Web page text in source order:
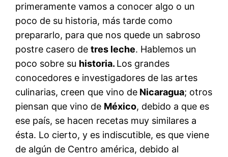
primeramente vamos a conocer algo o un
poco de su historia, más tarde como
prepararlo, para que nos quede un sabroso
postre casero detres leche. Hablemos un
poco sobre su historia. Los grandes
conocedores e investigadores de las artes
culinarias, creen que vino de Nicaragua; otros
piensan que vino de México, debido a que es
ese país, se hacen recetas muy similares a
ésta. Lo cierto, y es indiscutible, es que viene
de algún de Centro américa, debido al